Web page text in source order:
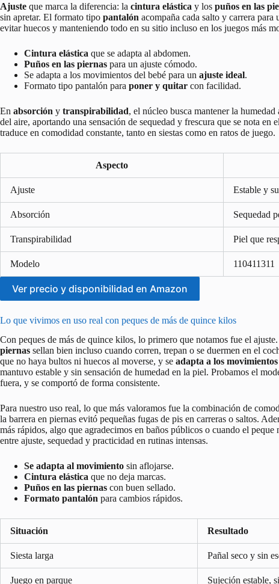
Ajuste que marca la diferencia: la cintura elástica y los puños en las
sin apretar. El formato tipo pantalón acompaña cada salto y carrera
evitar huecos y manteniendo todo en su sitio incluso en los juegos más
Cintura elástica que se adapta al abdomen.
Puños en las piernas para un ajuste cómodo.
Se adapta a los movimientos del bebé para un ajuste ideal.
Formato tipo pantalón para poner y quitar con facilidad.
En absorción y transpirabilidad, el núcleo busca mantener la
del aire, aportando una sensación de sequedad y frescura que se nota
traduce en comodidad constante, tanto en siestas como en ratos de juego.
Aspecto
Ajuste Estable y
Absorción Sequedad
Transpirabilidad Piel que
Modelo 110411311
Ver precio y disponibilidad en Amazon
Lo que vivimos en uso real con peques de más de quince kilos
Con peques de más de quince kilos, lo primero que notamos fue el
piernas sellan bien incluso cuando corren, trepan o se duermen en el
que no haya bultos ni huecos al moverse, y se adapta a los movimientos
mantuvo estable y sin sensación de humedad en la piel. Probamos el
fuera, y se comportó de forma consistente.
Para nuestro uso real, lo que más valoramos fue la combinación de
la barrera en piernas evitó pequeñas fugas de pis en carreras o saltos.
más rápidos, algo que agradecimos en baños públicos o cuando el
entre ajuste, sequedad y practicidad en rutinas intensas.
Se adapta al movimiento sin aflojarse.
Cintura elástica que no deja marcas.
Puños en las piernas con buen sellado.
Formato pantalón para cambios rápidos.
Situación Resultado
Siesta larga Pañal seco y sin
Juego en parque Sujeción estable,